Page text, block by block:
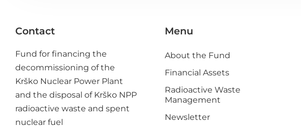
Contact
Fund for financing the
decommissioning of the
Krško Nuclear Power Plant
and the disposal of Krško NPP
radioactive waste and spent
nuclear fuel
Menu
About the Fund
Financial Assets
Radioactive Waste
Management
Newsletter